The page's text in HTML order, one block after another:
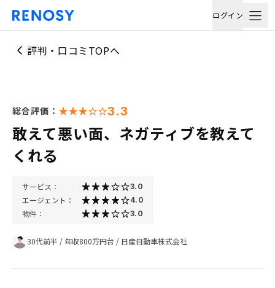
ログイン
評判・口コミTOPへ
総合評価： 3.3
敢えて悪い面、ネガティブを教えて
くれる
サービス： 3.0
エージェント： 4.0
物件： 3.0
30代前半 / 年収800万円台 / 日産自動車株式会社